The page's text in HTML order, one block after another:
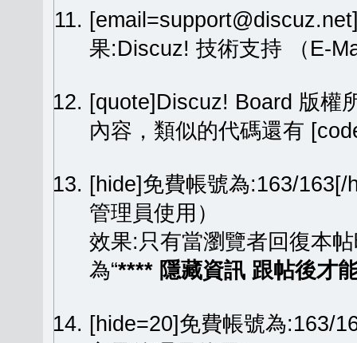
果:Discuz! 技術支持 （E-
[quote]Discuz! Board 版
內容，類似的代碼還有
[hide]免費帳號為:163/
管理員使用）
效果:只有當瀏覽者回復本
為“**** 隱藏資訊 跟帖後才
[hide=20]免費帳號為:163/